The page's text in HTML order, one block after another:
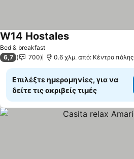
Bed & breakfast
W14 Hostales
6,7 700 0.6 χλμ. από: Κέντρο πόλης
Επιλέξτε ημερομηνίες, για να
δείτε τις ακριβείς τιμές